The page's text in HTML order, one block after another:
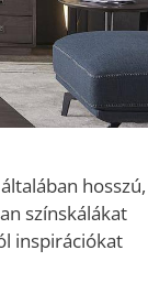
hosszú,
színskálákat
inspirációkat